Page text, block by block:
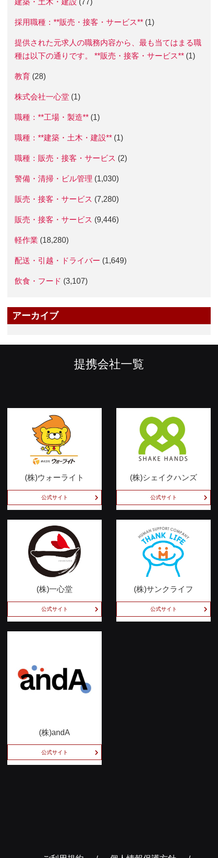
建築・土木・建設 (77)
採用職種：**販売・接客・サービス** (1)
提供された元求人の職務内容から、最も当てはまる職
種は以下の通りです。 **販売・接客・サービス** (1)
教育 (28)
株式会社一心堂 (1)
職種：**工場・製造** (1)
職種：**建築・土木・建設** (1)
職種：販売・接客・サービス (2)
警備・清掃・ビル管理 (1,030)
販売・接客・サービス (7,280)
販売・接客・サービス (9,446)
軽作業 (18,280)
配送・引越・ドライバー (1,649)
飲食・フード (3,107)
アーカイブ
提携会社一覧
(株)ウォーライト
公式サイト
(株)シェイクハンズ
公式サイト
(株)一心堂
公式サイト
(株)サンクライフ
公式サイト
(株)andA
公式サイト